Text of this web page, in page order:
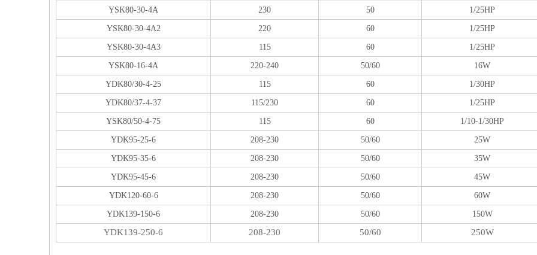
YSK80-30-4A 230 50 1/25HP
YSK80-30-4A2 220 60 1/25HP
YSK80-30-4A3 115 60 1/25HP
YSK80-16-4A 220-240 50/60 16W
YDK80/30-4-25 115 60 1/30HP
YDK80/37-4-37 115/230 60 1/25HP
YSK80/50-4-75 115 60 1/10-1/30HP
YDK95-25-6 208-230 50/60 25W
YDK95-35-6 208-230 50/60 35W
YDK95-45-6 208-230 50/60 45W
YDK120-60-6 208-230 50/60 60W
YDK139-150-6 208-230 50/60 150W
YDK139-250-6 208-230 50/60 250W